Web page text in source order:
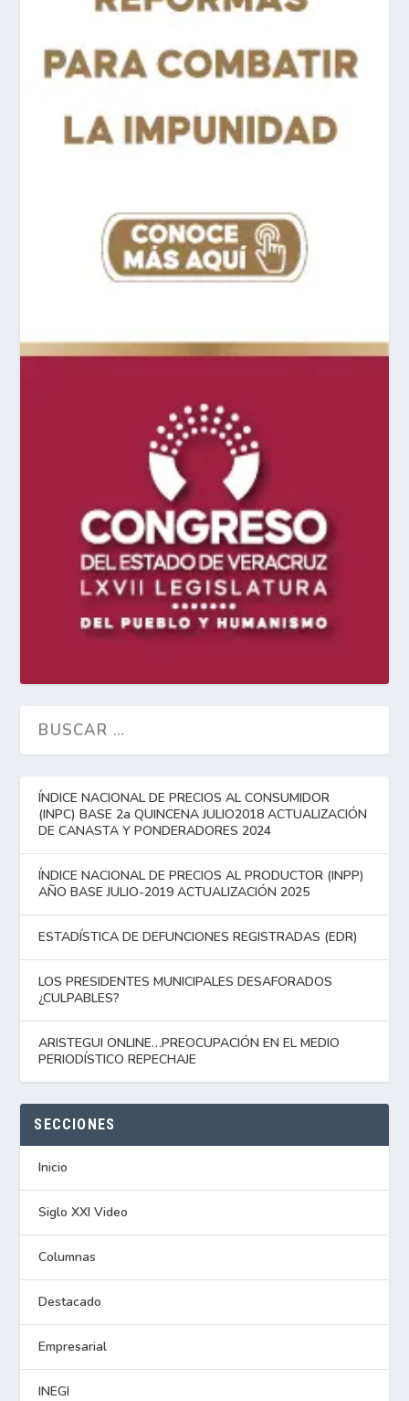
ÍNDICE NACIONAL DE PRECIOS AL CONSUMIDOR
(INPC) BASE 2a QUINCENA JULIO2018 ACTUALIZACIÓN
DE CANASTA Y PONDERADORES 2024
ÍNDICE NACIONAL DE PRECIOS AL PRODUCTOR (INPP)
AÑO BASE JULIO-2019 ACTUALIZACIÓN 2025
ESTADÍSTICA DE DEFUNCIONES REGISTRADAS (EDR)
LOS PRESIDENTES MUNICIPALES DESAFORADOS
¿CULPABLES?
ARISTEGUI ONLINE…PREOCUPACIÓN EN EL MEDIO
PERIODÍSTICO REPECHAJE
SECCIONES
Inicio
Siglo XXI Video
Columnas
Destacado
Empresarial
INEGI